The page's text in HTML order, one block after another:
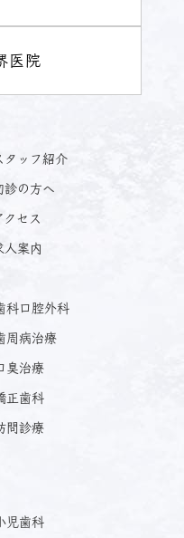
医院
タッフ紹介
診の方へ
クセス
人案内
科口腔外科
周病治療
臭治療
正歯科
問診療
児歯科